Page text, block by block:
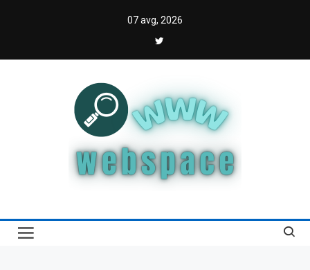
07 avg, 2026
Webspace